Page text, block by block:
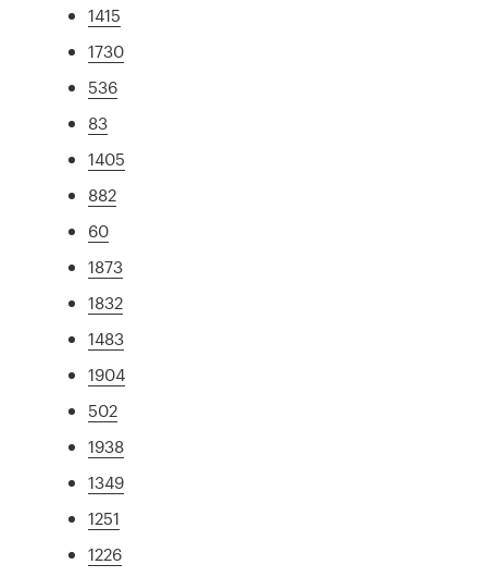
1415
1730
536
83
1405
882
60
1873
1832
1483
1904
502
1938
1349
1251
1226